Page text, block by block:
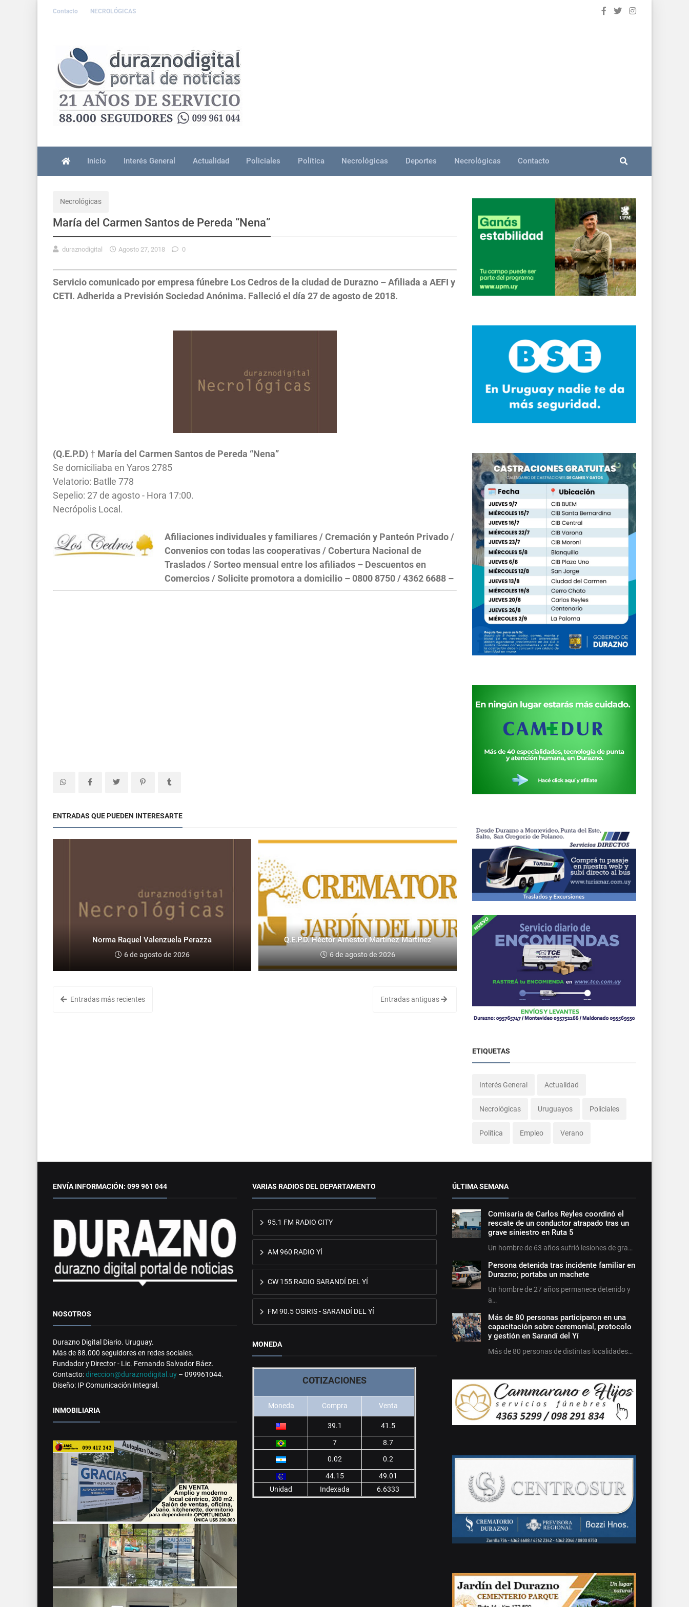
Contacto NECROLÓGICAS
Inicio Interés General Actualidad Policiales Política Necrológicas Deportes Necrológicas Contacto
Necrológicas
María del Carmen Santos de Pereda “Nena”
duraznodigital Agosto 27, 2018 0
Servicio comunicado por empresa fúnebre Los Cedros de la ciudad de Durazno – Afiliada a AEFI y
CETI. Adherida a Previsión Sociedad Anónima. Falleció el día 27 de agosto de 2018.
(Q.E.P.D) † María del Carmen Santos de Pereda “Nena”
Se domiciliaba en Yaros 2785
Velatorio: Batlle 778
Sepelio: 27 de agosto - Hora 17:00.
Necrópolis Local.
Afiliaciones individuales y familiares / Cremación y Panteón Privado /
Convenios con todas las cooperativas / Cobertura Nacional de
Traslados / Sorteo mensual entre los afiliados – Descuentos en
Comercios / Solicite promotora a domicilio – 0800 8750 / 4362 6688 –
ENTRADAS QUE PUEDEN INTERESARTE
Norma Raquel Valenzuela Perazza
6 de agosto de 2026
Q.E.P.D. Héctor Amestor Martínez Martínez
6 de agosto de 2026
Entradas más recientes Entradas antiguas
ETIQUETAS
Interés General Actualidad
Necrológicas Uruguayos Policiales
Política Empleo Verano
ENVÍA INFORMACIÓN: 099 961 044
NOSOTROS
Durazno Digital Diario. Uruguay.
Más de 88.000 seguidores en redes sociales.
Fundador y Director - Lic. Fernando Salvador Báez.
Contacto:direccion@duraznodigital.uy – 099961044.
Diseño: IP Comunicación Integral.
INMOBILIARIA
VARIAS RADIOS DEL DEPARTAMENTO
95.1 FM RADIO CITY
AM 960 RADIO YÍ
CW 155 RADIO SARANDÍ DEL YÍ
FM 90.5 OSIRIS - SARANDÍ DEL YÍ
MONEDA
COTIZACIONES
Moneda Compra Venta
39.1 41.5
7
8.7
0.02
0.2
44.15
49.01
Unidad
Indexada 6.6333
ÚLTIMA SEMANA
Comisaría de Carlos Reyles coordinó el
rescate de un conductor atrapado tras un
grave siniestro en Ruta 5
Un hombre de 63 años sufrió lesiones de gra…
Persona detenida tras incidente familiar en
Durazno; portaba un machete
Un hombre de 27 años permanece detenido y
a…
Más de 80 personas participaron en una
capacitación sobre ceremonial, protocolo
y gestión en Sarandí del Yí
Más de 80 personas de distintas localidades…